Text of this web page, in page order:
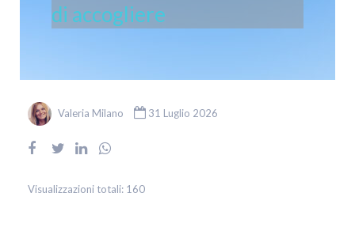
di accogliere
Valeria Milano 31 Luglio 2026
Visualizzazioni totali: 160